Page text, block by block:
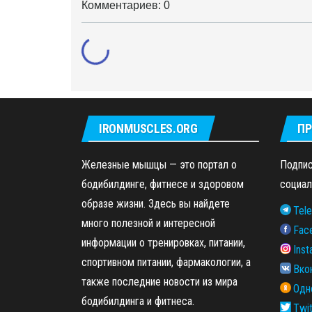
Комментариев: 0
IRONMUSCLES.ORG
Железные мышцы — это портал о
бодибилдинге, фитнесе и здоровом
образе жизни. Здесь вы найдете
много полезной и интересной
информации о тренировках, питании,
спортивном питании, фармакологии, а
также последние новости из мира
бодибилдинга и фитнеса.